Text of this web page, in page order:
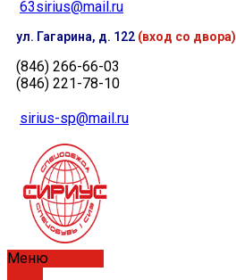
63sirius@mail.ru
ул. Гагарина, д. 122 (вход со двора)
(846) 266-66-03
(846) 221-78-10
sirius-sp@mail.ru
Меню